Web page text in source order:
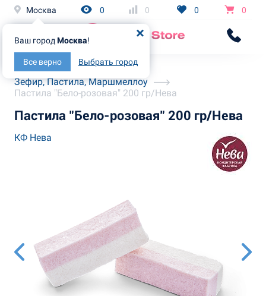
Москва
Ваш город Москва!
Все верно Выбрать город
0 0 0 0
Главная
Каталог
Зефир, Пастила, Маршмеллоу
Пастила "Бело-розовая" 200 гр/Нева
Пастила "Бело-розовая" 200 гр/Нева
КФ Нева